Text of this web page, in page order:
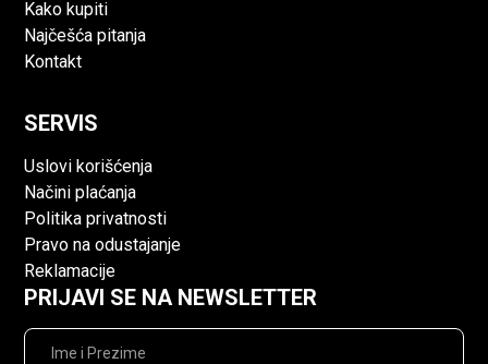
Kako kupiti
Najčešća pitanja
Kontakt
SERVIS
Uslovi korišćenja
Načini plaćanja
Politika privatnosti
Pravo na odustajanje
Reklamacije
PRIJAVI SE NA NEWSLETTER